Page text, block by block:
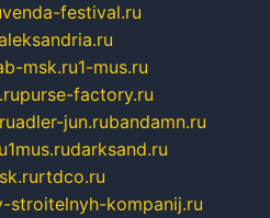
venda-festival.ru
msk.ru1-mus.ru
purse-factory.ru
adler-jun.rubandamn.ru
1mus.rudarksand.ru
rtdco.ru
stroitelnyh-kompanij.ru